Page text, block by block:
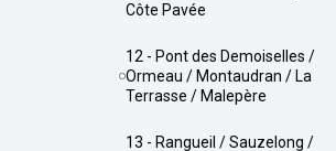
Côte Pavée
12 - Pont des Demoiselles /
Ormeau / Montaudran / La
Terrasse / Malepère
13 - Rangueil / Sauzelong /